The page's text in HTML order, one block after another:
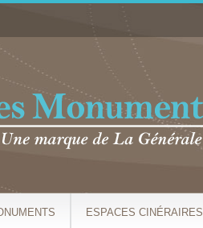
ESPACES CINÉRAIRES